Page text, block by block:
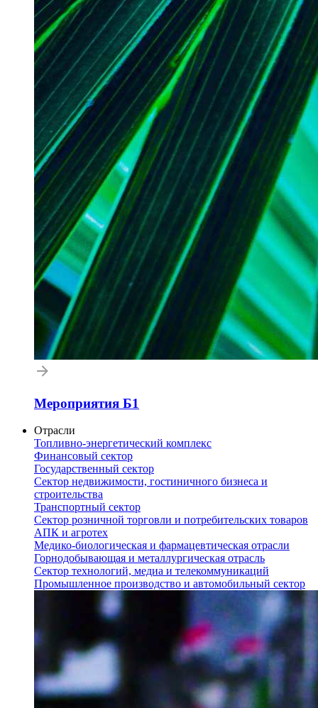
Мероприятия Б1
Отрасли
Топливно-энергетический комплекс
Финансовый сектор
Государственный сектор
Сектор недвижимости, гостиничного бизнеса и
строительства
Транспортный сектор
Сектор розничной торговли и потребительских товаров
АПК и агротех
Медико-биологическая и фармацевтическая отрасли
Горнодобывающая и металлургическая отрасль
Сектор технологий, медиа и телекоммуникаций
Промышленное производство и автомобильный сектор